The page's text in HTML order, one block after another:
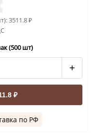
3511.8₽
(500 шт)
+
₽
по РФ